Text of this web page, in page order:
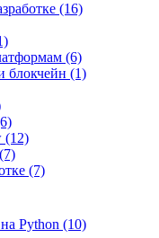
(16)
(6)
блокчейн (1)
(12)
(7)
Python (10)